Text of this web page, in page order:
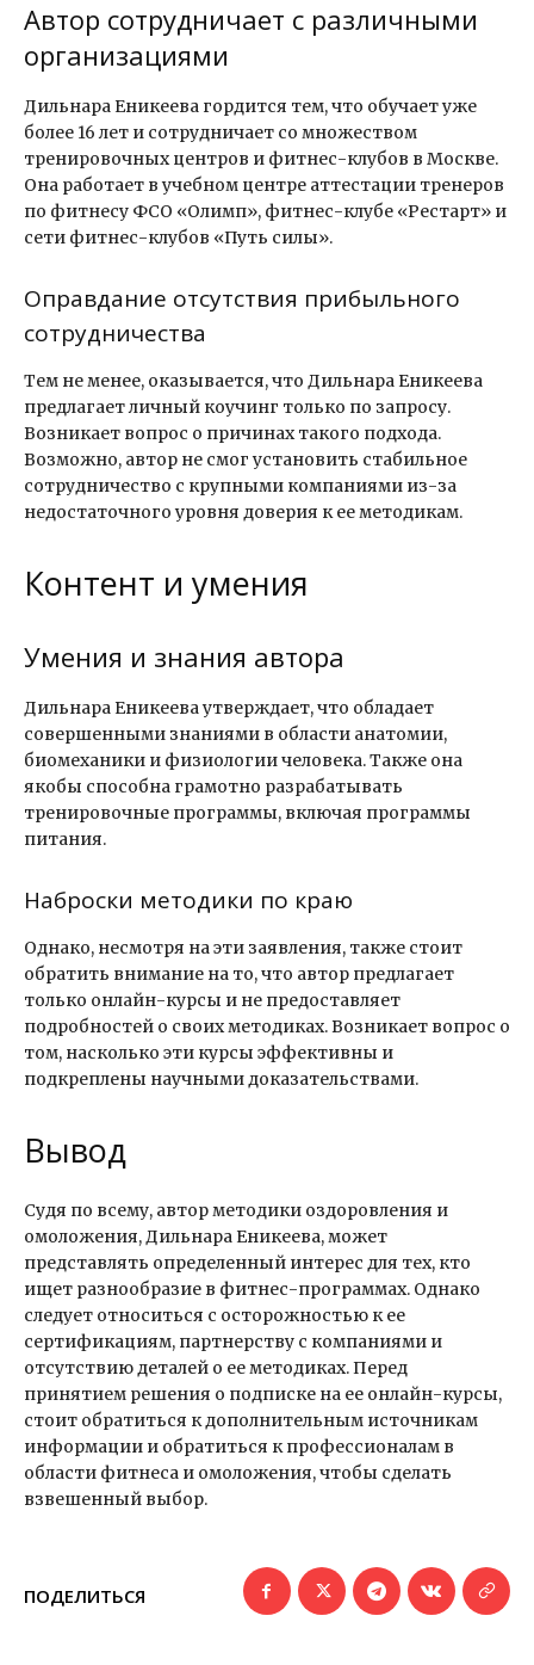
Автор сотрудничает с различными
организациями
Дильнара Еникеева гордится тем, что обучает уже
более 16 лет и сотрудничает со множеством
тренировочных центров и фитнес-клубов в Москве.
Она работает в учебном центре аттестации тренеров
по фитнесу ФСО «Олимп», фитнес-клубе «Рестарт» и
сети фитнес-клубов «Путь силы».
Оправдание отсутствия прибыльного
сотрудничества
Тем не менее, оказывается, что Дильнара Еникеева
предлагает личный коучинг только по запросу.
Возникает вопрос о причинах такого подхода.
Возможно, автор не смог установить стабильное
сотрудничество с крупными компаниями из-за
недостаточного уровня доверия к ее методикам.
Контент и умения
Умения и знания автора
Дильнара Еникеева утверждает, что обладает
совершенными знаниями в области анатомии,
биомеханики и физиологии человека. Также она
якобы способна грамотно разрабатывать
тренировочные программы, включая программы
питания.
Наброски методики по краю
Однако, несмотря на эти заявления, также стоит
обратить внимание на то, что автор предлагает
только онлайн-курсы и не предоставляет
подробностей о своих методиках. Возникает вопрос о
том, насколько эти курсы эффективны и
подкреплены научными доказательствами.
Вывод
Судя по всему, автор методики оздоровления и
омоложения, Дильнара Еникеева, может
представлять определенный интерес для тех, кто
ищет разнообразие в фитнес-программах. Однако
следует относиться с осторожностью к ее
сертификациям, партнерству с компаниями и
отсутствию деталей о ее методиках. Перед
принятием решения о подписке на ее онлайн-курсы,
стоит обратиться к дополнительным источникам
информации и обратиться к профессионалам в
области фитнеса и омоложения, чтобы сделать
взвешенный выбор.
ПОДЕЛИТЬСЯ